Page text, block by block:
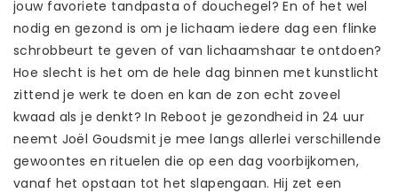
jouw favoriete tandpasta of douchegel? En of het wel
nodig en gezond is om je lichaam iedere dag een flinke
schrobbeurt te geven of van lichaamshaar te ontdoen?
Hoe slecht is het om de hele dag binnen met kunstlicht
zittend je werk te doen en kan de zon echt zoveel
kwaad als je denkt? In Reboot je gezondheid in 24 uur
neemt Joël Goudsmit je mee langs allerlei verschillende
gewoontes en rituelen die op een dag voorbijkomen,
vanaf het opstaan tot het slapengaan. Hij zet een